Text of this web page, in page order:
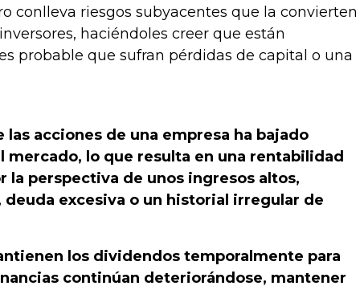
conlleva riesgos subyacentes que la convierten
haciéndoles creer que están
probable que sufran pérdidas de capital o una
acciones de una empresa ha bajado
lo que resulta en una rentabilidad
perspectiva de unos ingresos altos,
excesiva o un historial irregular de
los dividendos temporalmente para
continúan deteriorándose, mantener